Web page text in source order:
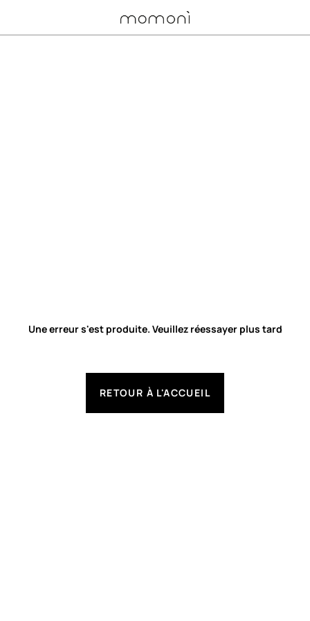
Une erreur s'est produite. Veuillez réessayer plus tard
RETOUR À L'ACCUEIL